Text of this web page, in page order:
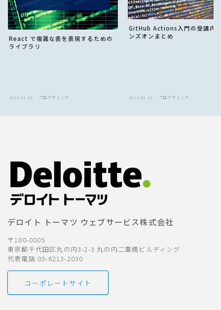
React で複雑な表を表現するための
ライブラリ
2023.03.03 プログラミング
GitHub Actions入門の受講内
ンズオンまとめ
2024.05.21 プログラミング
デロイト トーマツ ウェブサービス株式会社
〒100-0005
東京都千代田区丸の内3-2-3 丸の内二重橋ビルディング
代表電話 03-6213-2030
コーポレートサイト